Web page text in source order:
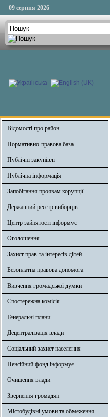
09 серпня 2026
Відомості про район
Нормативно-правова база
Публічні закупівлі
Публічна інформація
Запобігання проявам корупції
Державний реєстр виборців
Центр зайнятості інформує
Оголошення
Захист прав та інтересів дітей
Безоплатна правова допомога
Вивчення громадської думки
Спостережна комісія
Генеральні плани
Децентралізація влади
Соціальний захист населення
Пенсійний фонд інформує
Очищення влади
Звернення громадян
Містобудівні умови та обмеження